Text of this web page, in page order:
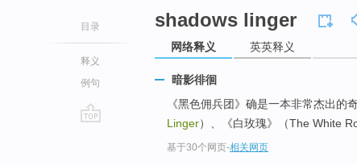
目录
释义
例句
shadows linger
网络释义 英英释义
暗影徘徊
《黑色佣兵团》确是一本非常杰出的
Linger）、《白玫瑰》（The White
基于30个网页-相关网页